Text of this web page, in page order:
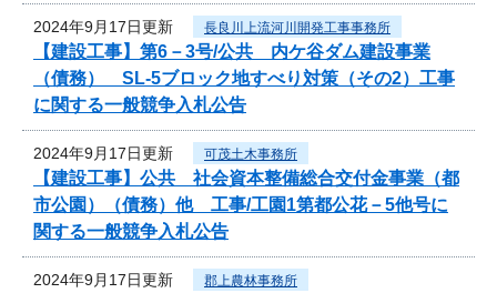
2024年9月17日更新 長良川上流河川開発工事事務所
【建設工事】第6－3号/公共 内ケ谷ダム建設事業
（債務） SL-5ブロック地すべり対策（その2）工事
に関する一般競争入札公告
2024年9月17日更新 可茂土木事務所
【建設工事】公共 社会資本整備総合交付金事業（都
市公園）（債務）他 工事/工園1第都公花－5他号に
関する一般競争入札公告
2024年9月17日更新 郡上農林事務所